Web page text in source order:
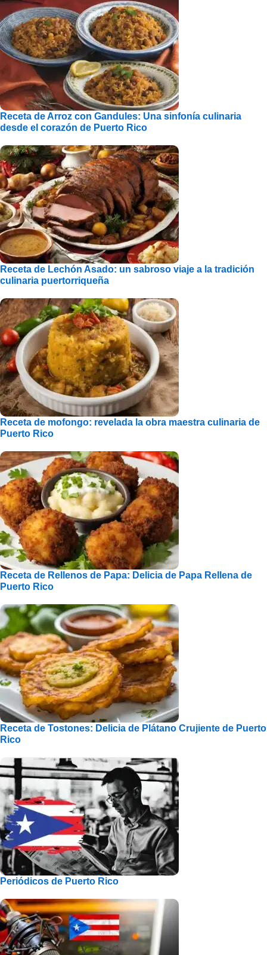
Receta de Arroz con Gandules: Una sinfonía culinaria
desde el corazón de Puerto Rico
Receta de Lechón Asado: un sabroso viaje a la tradición
culinaria puertorriqueña
Receta de mofongo: revelada la obra maestra culinaria de
Puerto Rico
Receta de Rellenos de Papa: Delicia de Papa Rellena de
Puerto Rico
Receta de Tostones: Delicia de Plátano Crujiente de Puerto
Rico
Periódicos de Puerto Rico